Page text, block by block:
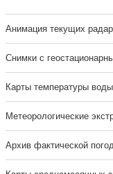
Анимация текущих
Cнимки с
Карты температуры
Метеорологические
Архив фактической